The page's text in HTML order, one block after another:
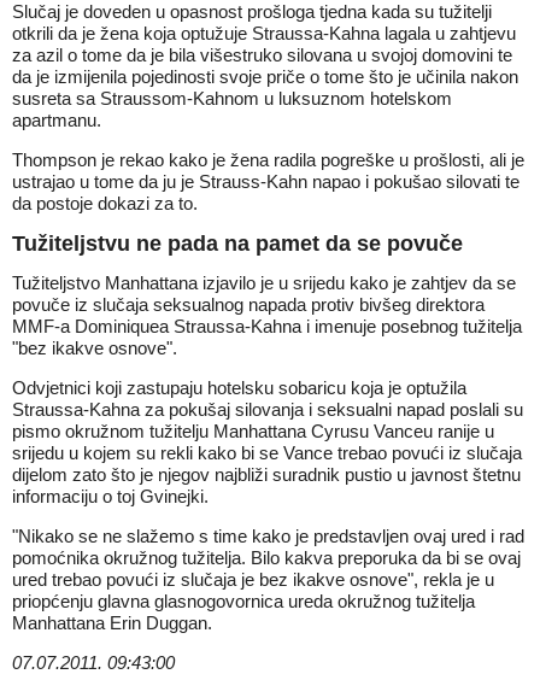
Slučaj je doveden u opasnost prošloga tjedna kada su tužitelji
otkrili da je žena koja optužuje Straussa-Kahna lagala u zahtjevu
za azil o tome da je bila višestruko silovana u svojoj domovini te
da je izmijenila pojedinosti svoje priče o tome što je učinila nakon
susreta sa Straussom-Kahnom u luksuznom hotelskom
apartmanu.
Thompson je rekao kako je žena radila pogreške u prošlosti, ali je
ustrajao u tome da ju je Strauss-Kahn napao i pokušao silovati te
da postoje dokazi za to.
Tužiteljstvu ne pada na pamet da se povuče
Tužiteljstvo Manhattana izjavilo je u srijedu kako je zahtjev da se
povuče iz slučaja seksualnog napada protiv bivšeg direktora
MMF-a Dominiquea Straussa-Kahna i imenuje posebnog tužitelja
"bez ikakve osnove".
Odvjetnici koji zastupaju hotelsku sobaricu koja je optužila
Straussa-Kahna za pokušaj silovanja i seksualni napad poslali su
pismo okružnom tužitelju Manhattana Cyrusu Vanceu ranije u
srijedu u kojem su rekli kako bi se Vance trebao povući iz slučaja
dijelom zato što je njegov najbliži suradnik pustio u javnost štetnu
informaciju o toj Gvinejki.
"Nikako se ne slažemo s time kako je predstavljen ovaj ured i rad
pomoćnika okružnog tužitelja. Bilo kakva preporuka da bi se ovaj
ured trebao povući iz slučaja je bez ikakve osnove", rekla je u
priopćenju glavna glasnogovornica ureda okružnog tužitelja
Manhattana Erin Duggan.
07.07.2011. 09:43:00